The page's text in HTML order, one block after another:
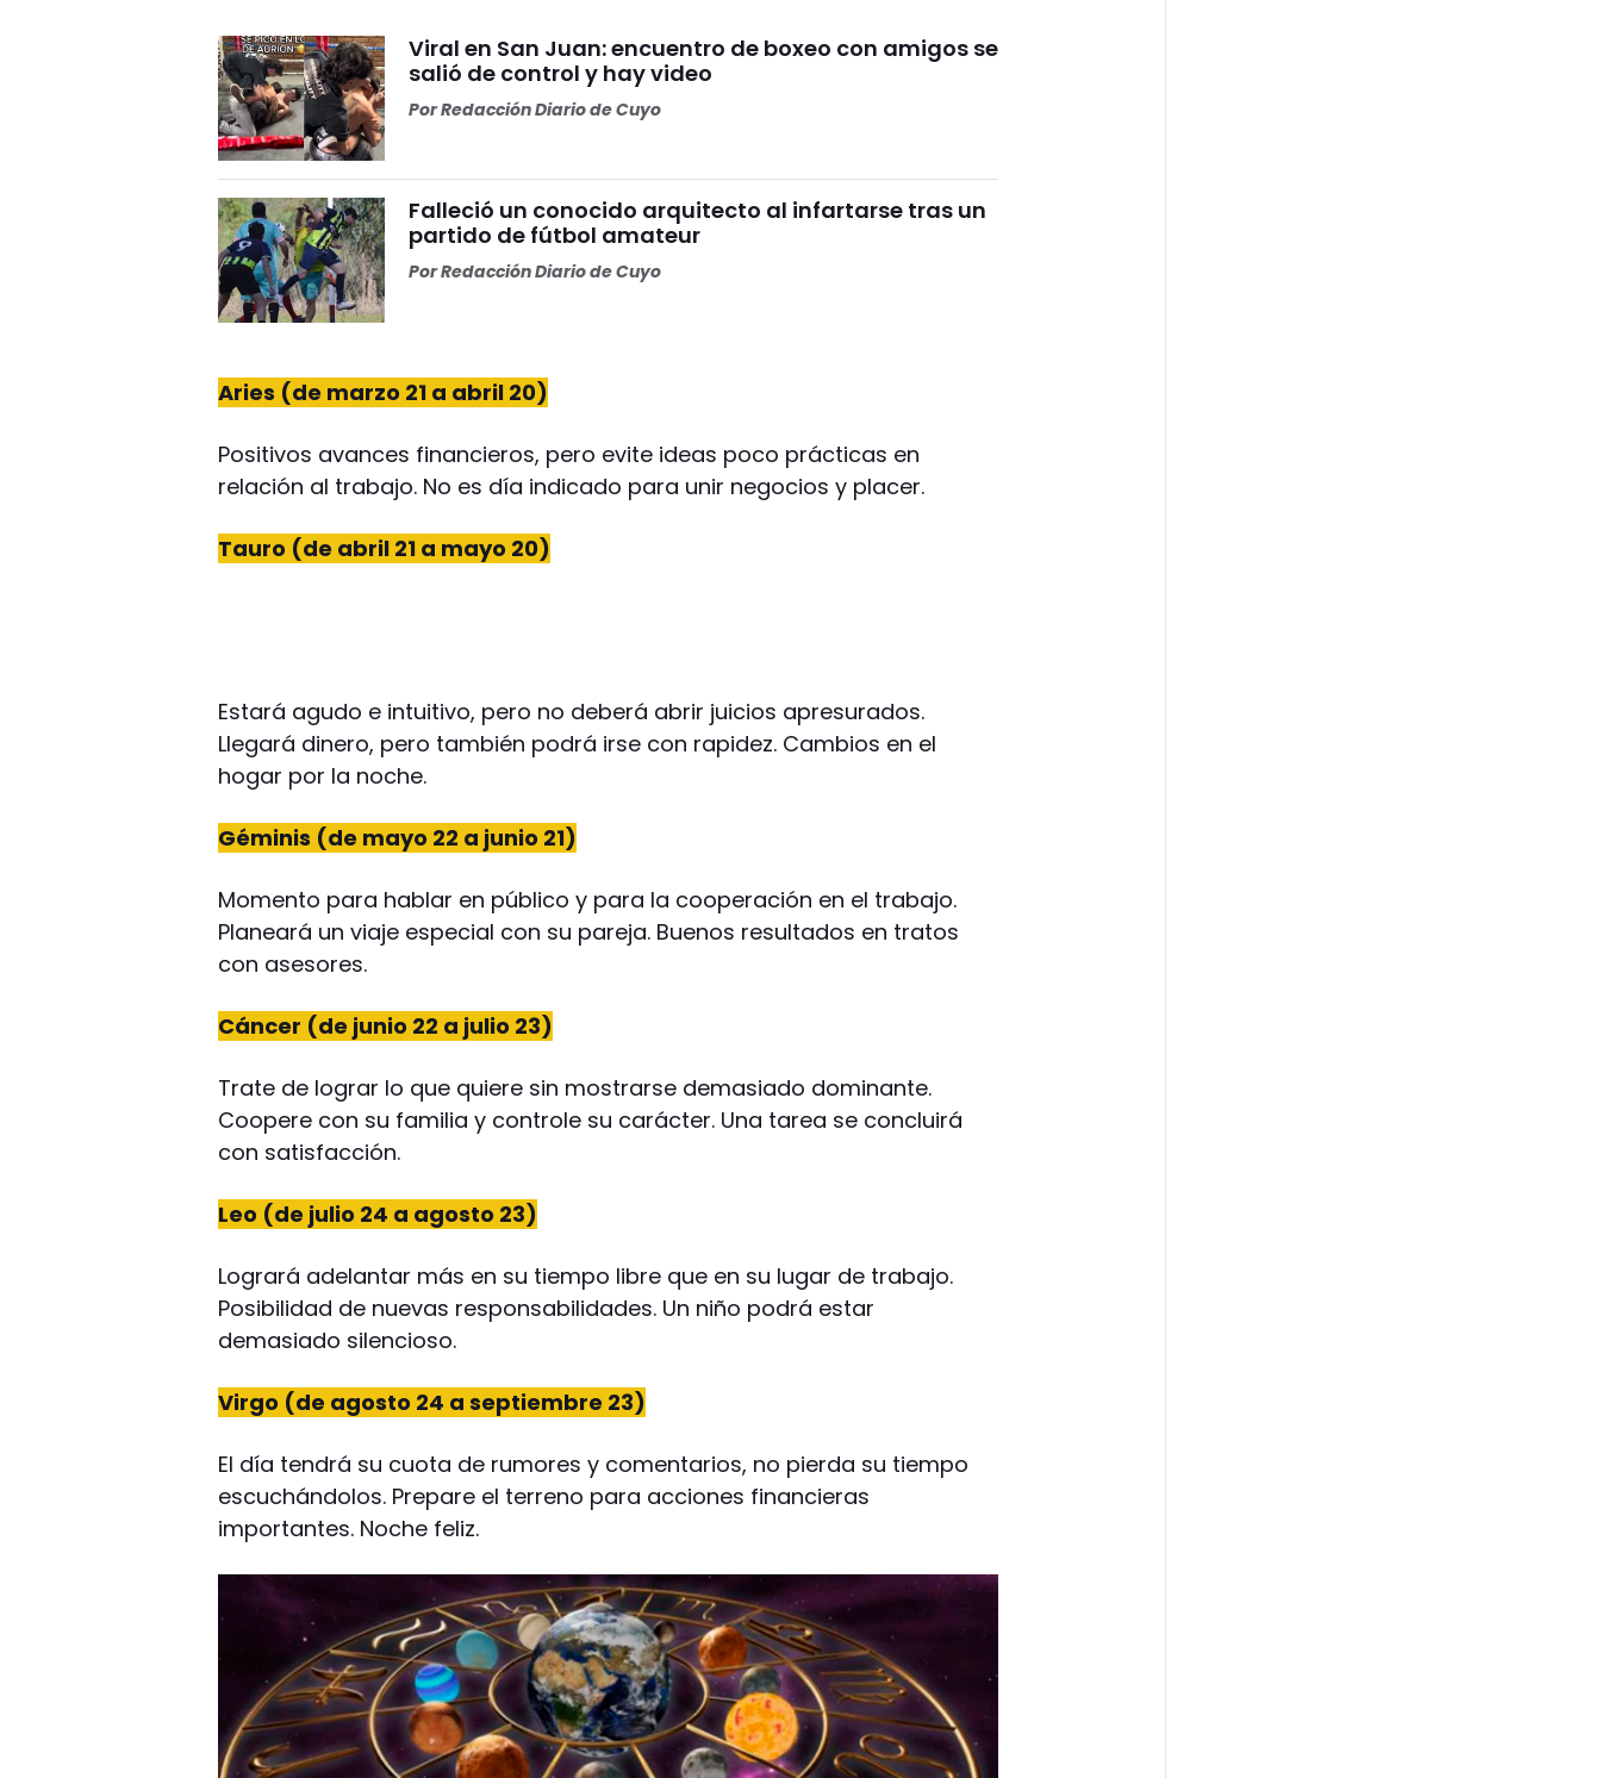
Viral en San Juan: encuentro de boxeo con amigos se
salió de control y hay video
PorRedacción Diario de Cuyo
Falleció un conocido arquitecto al infartarse tras un
partido de fútbol amateur
PorRedacción Diario de Cuyo
Aries (de marzo 21 a abril 20)
Positivos avances financieros, pero evite ideas poco prácticas en
relación al trabajo. No es día indicado para unir negocios y placer.
Tauro (de abril 21 a mayo 20)
Estará agudo e intuitivo, pero no deberá abrir juicios apresurados.
Llegará dinero, pero también podrá irse con rapidez. Cambios en el
hogar por la noche.
Géminis (de mayo 22 a junio 21)
Momento para hablar en público y para la cooperación en el trabajo.
Planeará un viaje especial con su pareja. Buenos resultados en tratos
con asesores.
Cáncer (de junio 22 a julio 23)
Trate de lograr lo que quiere sin mostrarse demasiado dominante.
Coopere con su familia y controle su carácter. Una tarea se concluirá
con satisfacción.
Leo (de julio 24 a agosto 23)
Logrará adelantar más en su tiempo libre que en su lugar de trabajo.
Posibilidad de nuevas responsabilidades. Un niño podrá estar
demasiado silencioso.
Virgo (de agosto 24 a septiembre 23)
El día tendrá su cuota de rumores y comentarios, no pierda su tiempo
escuchándolos. Prepare el terreno para acciones financieras
importantes. Noche feliz.